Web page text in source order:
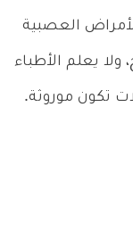
العصبية
ولا يعلم الأطباء
تكون موروثة.